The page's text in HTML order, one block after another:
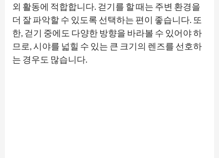
외 활동에 적합합니다. 걷기를 할 때는 주변 환경을
더 잘 파악할 수 있도록 선택하는 편이 좋습니다. 또
한, 걷기 중에도 다양한 방향을 바라볼 수 있어야 하
므로, 시야를 넓힐 수 있는 큰 크기의 렌즈를 선호하
는 경우도 많습니다.